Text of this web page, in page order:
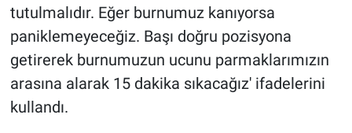
tutulmalıdır. Eğer burnumuz kanıyorsa
paniklemeyeceğiz. Başı doğru pozisyona
getirerek burnumuzun ucunu parmaklarımızın
arasına alarak 15 dakika sıkacağız' ifadelerini
kullandı.